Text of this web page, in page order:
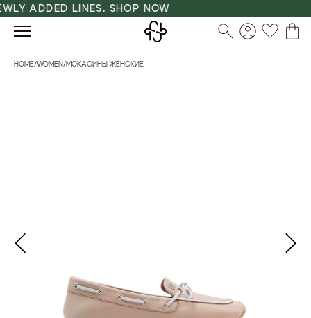
ADDED LINES. SHOP NOW
HOME/WOMEN/МОКАСИНЫ ЖЕНСКИЕ